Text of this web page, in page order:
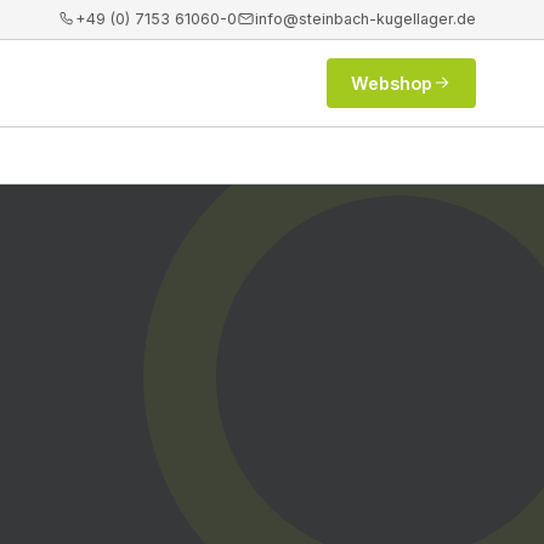
+49 (0) 7153 61060-0 info@steinbach-kugellager.de
Webshop